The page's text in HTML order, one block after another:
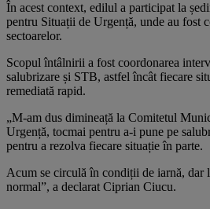
În acest context, edilul a participat la
pentru Situații de Urgență, unde au fost
sectoarelor.
Scopul întâlnirii a fost coordonarea
salubrizare și STB, astfel încât fiecare
remediată rapid.
„M-am dus dimineață la Comitetul
Urgență, tocmai pentru a-i pune pe
pentru a rezolva fiecare situație în parte.
Acum se circulă în condiții de iarnă, dar
normal”, a declarat Ciprian Ciucu.